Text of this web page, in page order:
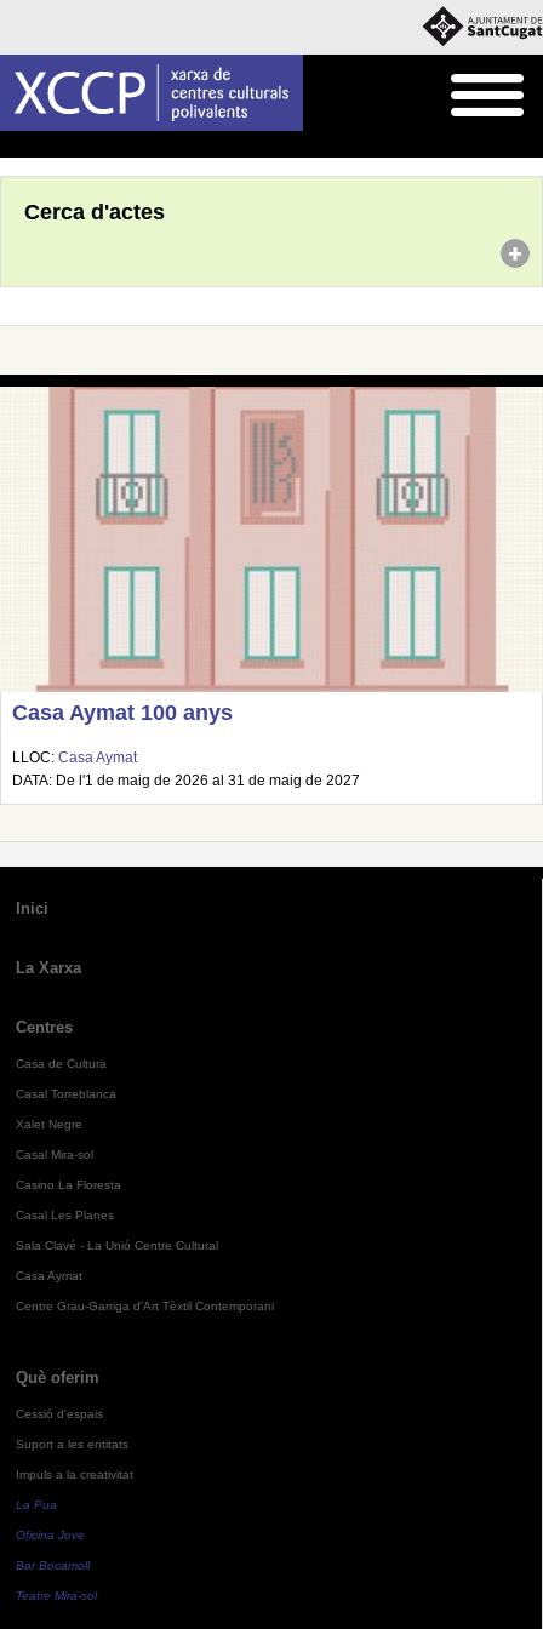
Cerca d'actes
Casa Aymat 100 anys
LLOC: Casa Aymat
DATA: De l'1 de maig de 2026 al 31 de maig de 2027
Inici
La Xarxa
Centres
Casa de Cultura
Casal Torreblanca
Xalet Negre
Casal Mira-sol
Casino La Floresta
Casal Les Planes
Sala Clavé - La Unió Centre Cultural
Casa Aymat
Centre Grau-Garriga d'Art Tèxtil Contemporani
Què oferim
Cessió d'espais
Suport a les entitats
Impuls a la creativitat
La Pua
Oficina Jove
Bar Bocamoll
Teatre Mira-sol